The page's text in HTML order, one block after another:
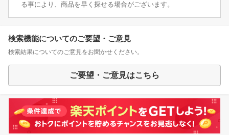
る事により、商品を早く探せる場合がございます。
検索機能についてのご要望・ご意見
検索結果についてのご意見をお聞かせください。
ご要望・ご意見はこちら